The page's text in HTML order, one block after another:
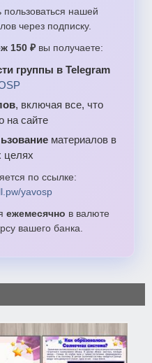
пользоваться нашей
через подписку.
150 ₽ вы получаете:
группы в Telegram
, включая все, что
на сайте
материалов в
целях
по ссылке:
yavosp
ежемесячно в валюте
вашего банка.